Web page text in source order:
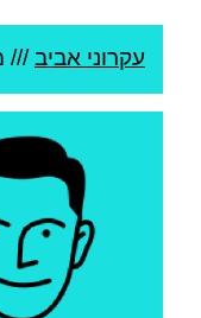
עקרוני אביב///